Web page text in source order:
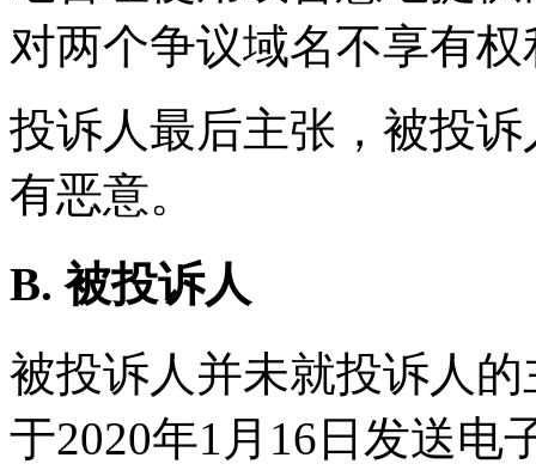
对两个争议域名不享有
投诉人最后主张，被投
有恶意。
B. 被投诉人
被投诉人并未就投诉人
于2020年1月16日发送电